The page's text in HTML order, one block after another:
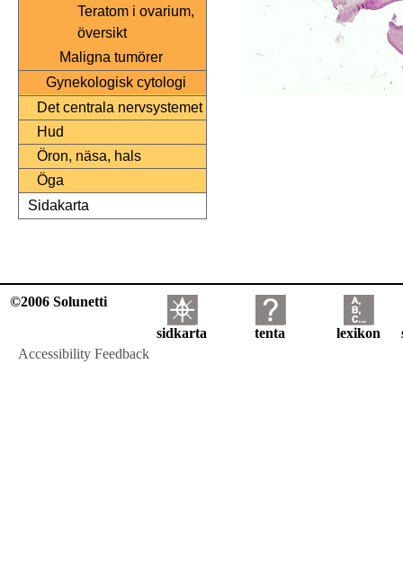
Teratom i ovarium,
översikt
Maligna tumörer
Gynekologisk cytologi
Det centrala nervsystemet
Hud
Öron, näsa, hals
Öga
Sidakarta
©2006 Solunetti
sidkarta tenta lexikon
Accessibility Feedback